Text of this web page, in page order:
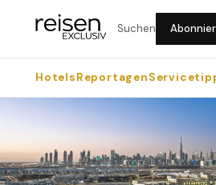
Suchen
HotelsReportagen